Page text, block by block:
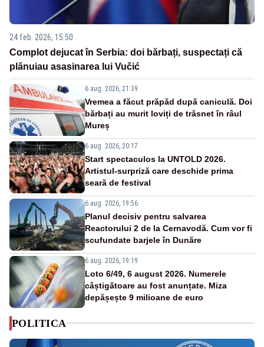
24 feb. 2026, 15:50
Complot dejucat în Serbia: doi bărbați, suspectați că
plănuiau asasinarea lui Vučić
6 aug. 2026, 21:39
Vremea a făcut prăpăd după caniculă. Doi
bărbați au murit loviți de trăsnet în râul
Mureș
6 aug. 2026, 20:17
Start spectaculos la UNTOLD 2026.
Artistul-surpriză care deschide prima
seară de festival
6 aug. 2026, 19:56
Planul decisiv pentru salvarea
Reactorului 2 de la Cernavodă. Cum vor fi
scufundate barjele în Dunăre
6 aug. 2026, 19:19
Loto 6/49, 6 august 2026. Numerele
câștigătoare au fost anunțate. Miza
depășește 9 milioane de euro
POLITICA